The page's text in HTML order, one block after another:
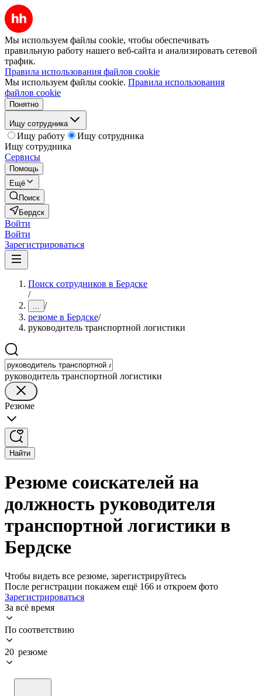
Мы используем файлы cookie, чтобы обеспечивать
правильную работу нашего веб-сайта и анализировать сетевой
трафик.
Правила использования файлов cookie
Мы используем файлы cookie. Правила использования
файлов cookie
Понятно
Ищу сотрудника
Ищу работу
Ищу сотрудника
Ищу сотрудника
Сервисы
Помощь
Ещё
Поиск
Бердск
Войти
Войти
Зарегистрироваться
Поиск сотрудников в Бердске
/
... /
резюме в Бердске/
руководитель транспортной логистики
руководитель транспортной логистики
Резюме
Найти
Резюме соискателей на
должность руководителя
транспортной логистики в
Бердске
Чтобы видеть все резюме, зарегистрируйтесь
После регистрации покажем ещё 166 и откроем фото
Зарегистрироваться
За всё время
По соответствию
20 резюме